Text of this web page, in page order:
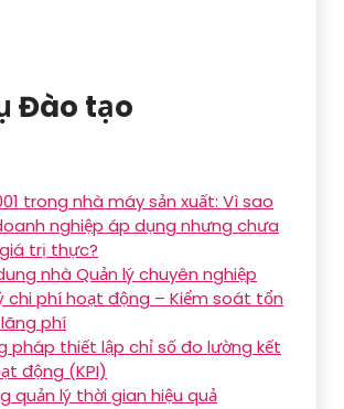
Đào tạo
trong nhà máy sản xuất: Vì sao
nghiệp áp dụng nhưng chưa
trị thực?
nhà Quản lý chuyên nghiệp
chi phí hoạt động – Kiểm soát tổn
phí
pháp thiết lập chỉ số đo lường kết
động (KPI)
quản lý thời gian hiệu quả